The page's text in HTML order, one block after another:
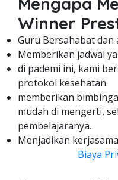
Winner
Guru Bersahabat dan
Memberikan jadwal
di pademi ini, kami
protokol kesehatan.
memberikan
mudah di mengerti,
pembelajaranya.
Menjadikan
Biaya